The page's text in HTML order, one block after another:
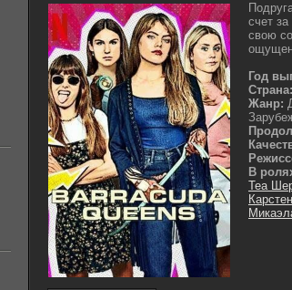
счет
свою
Год
Страна:
Жанр:
В
Теа